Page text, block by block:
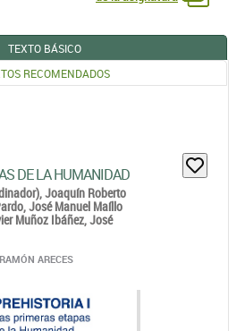
TEXTO BÁSICO
RECOMENDADOS
DE LA HUMANIDAD
Joaquín Roberto
José Manuel Maíllo
Muñoz Ibáñez,José
ARECES